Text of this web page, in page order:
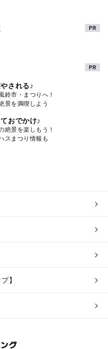
される♪
鈴市・まつりへ！
景を満喫しよう
おでかけ♪
絶景を楽しもう！
スまつり情報も
】
グ